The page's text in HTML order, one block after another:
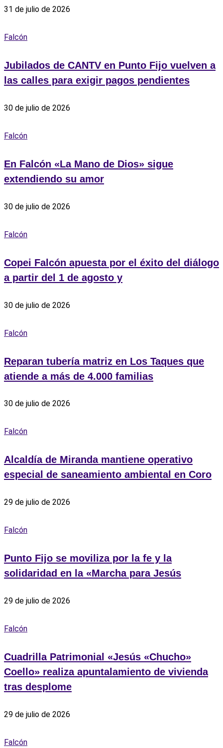
31 de julio de 2026
Falcón
Jubilados de CANTV en Punto Fijo vuelven a
las calles para exigir pagos pendientes
30 de julio de 2026
Falcón
En Falcón «La Mano de Dios» sigue
extendiendo su amor
30 de julio de 2026
Falcón
Copei Falcón apuesta por el éxito del diálogo
a partir del 1 de agosto y
30 de julio de 2026
Falcón
Reparan tubería matriz en Los Taques que
atiende a más de 4.000 familias
30 de julio de 2026
Falcón
Alcaldía de Miranda mantiene operativo
especial de saneamiento ambiental en Coro
29 de julio de 2026
Falcón
Punto Fijo se moviliza por la fe y la
solidaridad en la «Marcha para Jesús
29 de julio de 2026
Falcón
Cuadrilla Patrimonial «Jesús «Chucho»
Coello» realiza apuntalamiento de vivienda
tras desplome
29 de julio de 2026
Falcón